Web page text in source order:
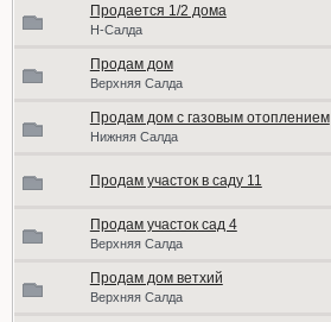
Продается 1/2 дома
Н-Салда
Продам дом
Верхняя Салда
Продам дом с газовым отоплением
Нижняя Салда
Продам участок в саду 11
Продам участок сад 4
Верхняя Салда
Продам дом ветхий
Верхняя Салда